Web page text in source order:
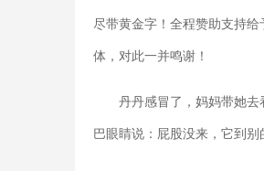
尽带黄金字！全程赞助支持给
体，对此一并鸣谢！
丹丹感冒了，妈妈带她
巴眼睛说：屁股没来，它到别